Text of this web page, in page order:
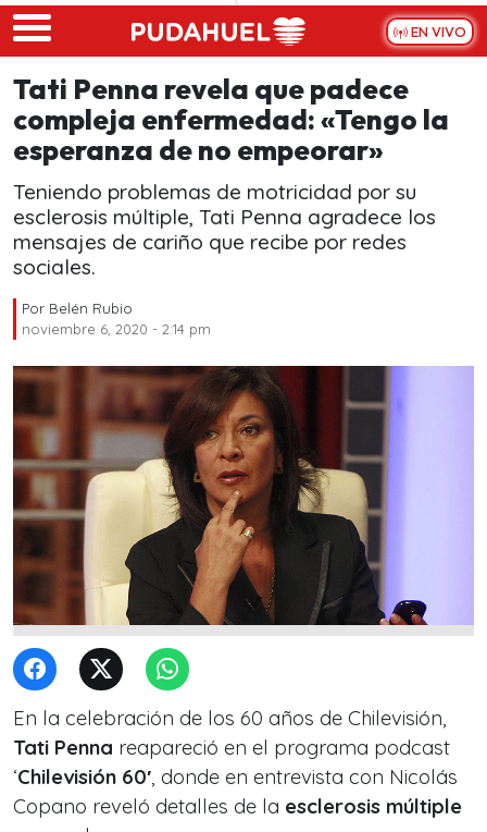
Skip to main content
EN VIVO
Tati Penna revela que padece
compleja enfermedad: «Tengo la
esperanza de no empeorar»
Teniendo problemas de motricidad por su
esclerosis múltiple, Tati Penna agradece los
mensajes de cariño que recibe por redes
sociales.
Por Belén Rubio
noviembre 6, 2020 - 2:14 pm
En la celebración de los 60 años de Chilevisión,
Tati Penna reapareció en el programa podcast
‘Chilevisión 60′, donde en entrevista con Nicolás
Copano reveló detalles de la esclerosis múltiple